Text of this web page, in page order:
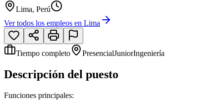
Lima, Perú
Ver todos los empleos en Lima
Tiempo completo PresencialJuniorIngeniería
Descripción del puesto
Funciones principales: